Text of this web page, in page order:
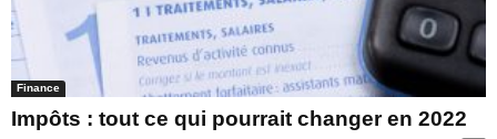
Finance
Impôts : tout ce qui pourrait changer en 2022